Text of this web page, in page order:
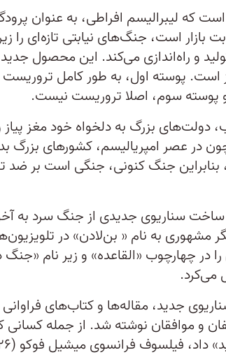
که لیبرالیسم افراطی، به عنوان
بازار است، جنگ‌های نیابتی تازه‌ای را
و راه‌اندازی می‌کند. این محصول جدید،
است. پوسته اول، به طور کامل
پوسته سوم، اصلا تروریست نیست.
دولت‌های بزرگ به دلخواه خود مغز
در عصر امپریالیسم، کشورهای بزرگ
بنابراین جنگ کنونی، جنگی است بر
ساخت سناریوی جدیدی از جنگ سرد به
مشهوری به نام « بن‌لادن» در
در چهارچوب «القاعده» و زیر نام «جنگ
می‌کرد.
جدید، مقاله‌ها و کتاب‌های
و موافقان نوشته شد. از جمله کسانی
فیلسوف فرانسوی میشیل فوکو (۱۹۲۶ – ۱۹۸۴) بود.